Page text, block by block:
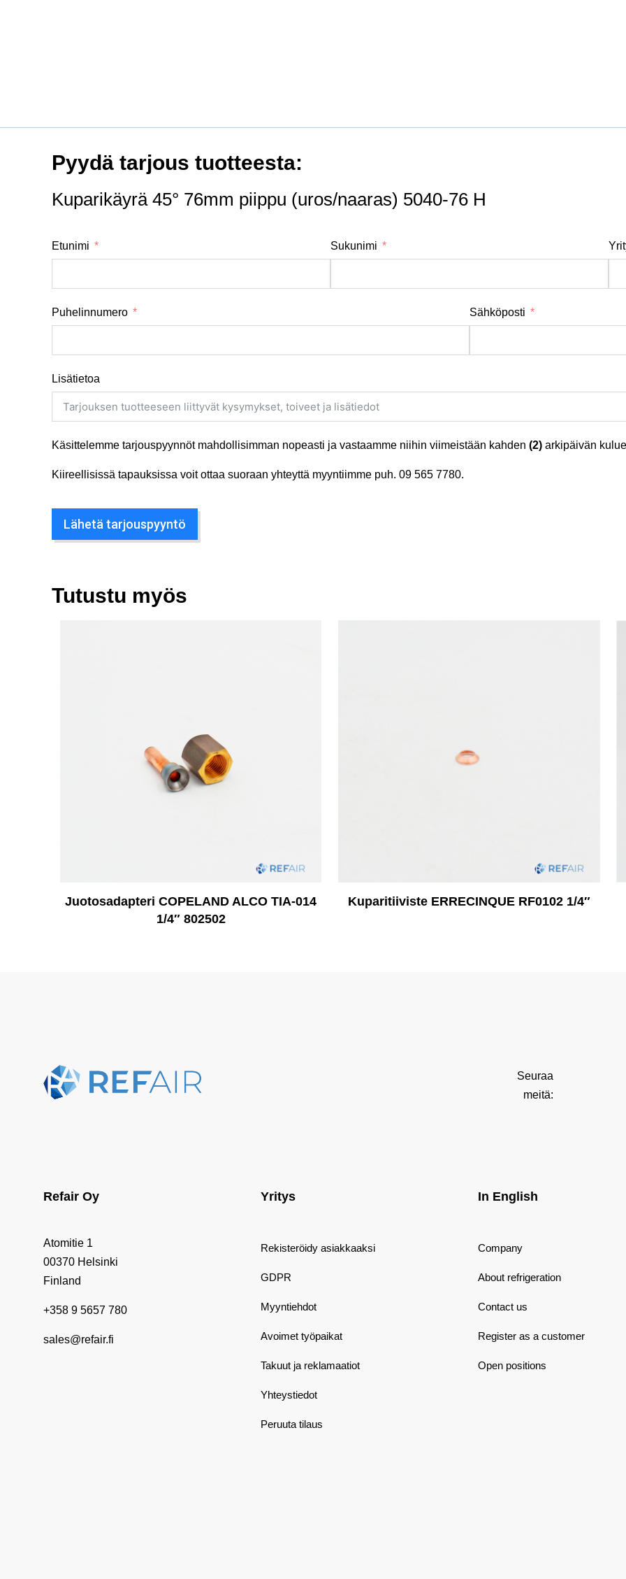
Pyydä tarjous tuotteesta:
Kuparikäyrä 45° 76mm piippu (uros/naaras) 5040-76 H
Etunimi Sukunimi
Puhelinnumero Sähköposti
Lisätietoa
Käsittelemme tarjouspyynnöt mahdollisimman nopeasti ja vastaamme niihin viimeistään kahden (2) arkipäivän
Kiireellisissä tapauksissa voit ottaa suoraan yhteyttä myyntiimme puh. 09 565 7780.
Lähetä tarjouspyyntö
Tutustu myös
Juotosadapteri COPELAND ALCO TIA-014
1/4″ 802502
Kuparitiiviste ERRECINQUE RF0102 1/4″
Seuraa
meitä:
Refair Oy
Atomitie 1
00370 Helsinki
Finland
+358 9 5657 780
sales@refair.fi
Yritys
Rekisteröidy asiakkaaksi
GDPR
Myyntiehdot
Avoimet työpaikat
Takuut ja reklamaatiot
Yhteystiedot
Peruuta tilaus
In English
Company
About refrigeration
Contact us
Register as a customer
Open positions